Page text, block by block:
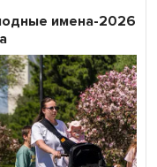
имена-2026